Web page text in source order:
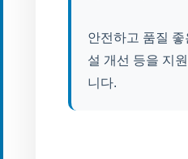
안전하고 품질
설 개선 등을 지
니다.